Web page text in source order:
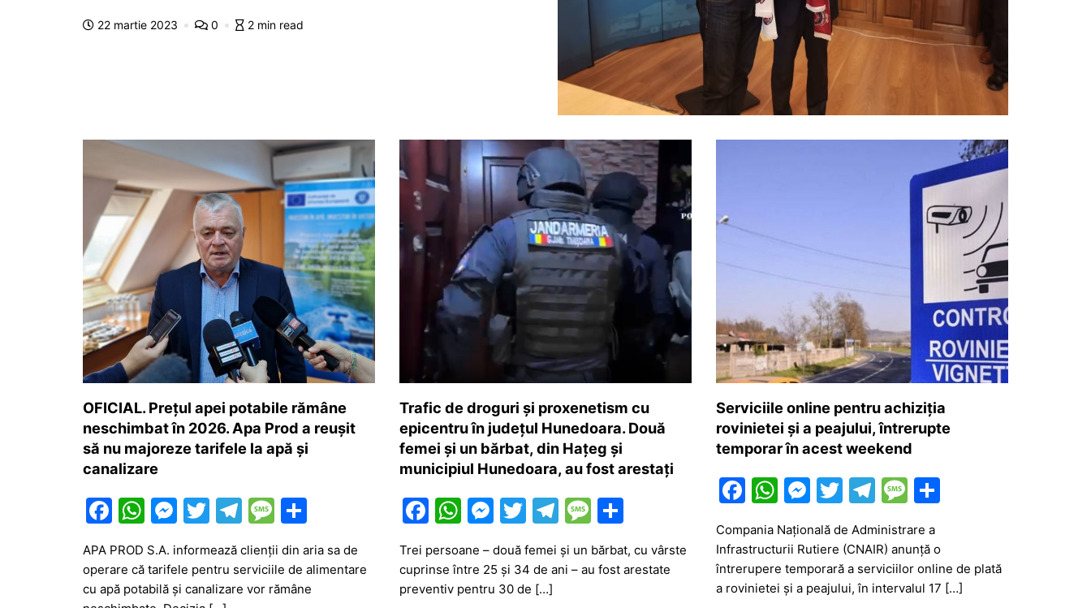
b A
e
a
a
22 martie 2023 0 2 min read
OFICIAL. Prețul apei potabile rămâne
neschimbat în 2026. Apa Prod a reușit
să nu majoreze tarifele la apă și
canalizare
F
c
e
W
at
s
M
e
s
s
T
itt
er
T
el
e
gr
M
e
s
s
ar
ta
je
APA PROD S.A. informează clienții din aria sa de
operare că tarifele pentru serviciile de alimentare
cu apă potabilă și canalizare vor rămâne
Trafic de droguri și proxenetism cu
epicentru în județul Hunedoara. Două
femei și un bărbat, din Hațeg și
municipiul Hunedoara, au fost arestați
F
c
e
W
at
s
M
s
s
T
w
itt
er
T
el
e
M
s
ta
Trei persoane – două femei și un bărbat, cu vârste
cuprinse între 25 și 34 de ani – au fost arestate
preventiv pentru 30 de […]
Serviciile online pentru achiziția
rovinietei și a peajului, întrerupte
temporar în acest weekend
F
c
e
b
W
at
s
A
M
s
s
e
T
itt
er
T
el
e
gr
a
M
s
s
a
ta
je
a
Compania Națională de Administrare a
Infrastructurii Rutiere (CNAIR) anunță o
întrerupere temporară a serviciilor online de plată
a rovinietei și a peajului, în intervalul 17 […]